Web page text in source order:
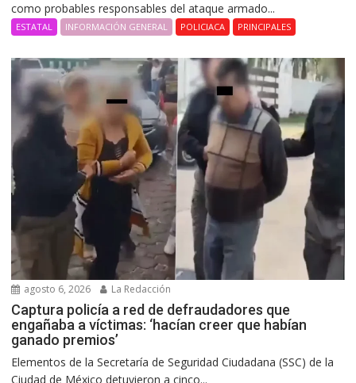
como probables responsables del ataque armado...
ESTATAL INFORMACIÓN GENERAL POLICIACA PRINCIPALES
agosto 6, 2026 La Redacción
Captura policía a red de defraudadores que
engañaba a víctimas: ‘hacían creer que habían
ganado premios’
Elementos de la Secretaría de Seguridad Ciudadana (SSC) de la
Ciudad de México detuvieron a cinco...